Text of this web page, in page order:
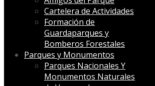
Cartelera de Actividades
Formación de
Guardaparques y
Bomberos Forestales
Parques y Monumentos
Parques Nacionales Y
Monumentos Naturales